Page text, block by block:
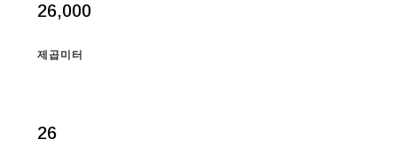
26,000
제곱미터
26